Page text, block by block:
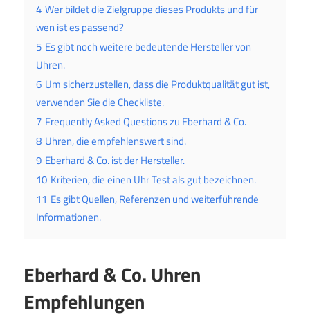
4 Wer bildet die Zielgruppe dieses Produkts und für
wen ist es passend?
5 Es gibt noch weitere bedeutende Hersteller von
Uhren.
6 Um sicherzustellen, dass die Produktqualität gut ist,
verwenden Sie die Checkliste.
7 Frequently Asked Questions zu Eberhard & Co.
8 Uhren, die empfehlenswert sind.
9 Eberhard & Co. ist der Hersteller.
10 Kriterien, die einen Uhr Test als gut bezeichnen.
11 Es gibt Quellen, Referenzen und weiterführende
Informationen.
Eberhard & Co. Uhren
Empfehlungen